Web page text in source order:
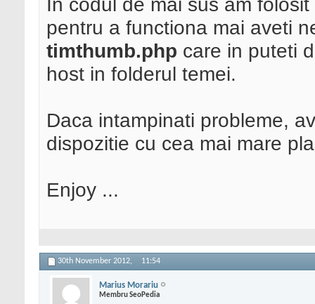
function
global$sp_boxes;
static
if ( !
echo_sp_nonce
{
echo
}
o$values[0]; ?>
>ID, "pret", true) ):
<?phpendif;?>
pentru a functiona mai aveti
timthumb.php care in puteti
host in folderul temei.
Daca intampinati probleme,
dispozitie cu cea mai mare
Enjoy ...
30th November 2012, 11:54
Marius Morariu
Membru SeoPedia